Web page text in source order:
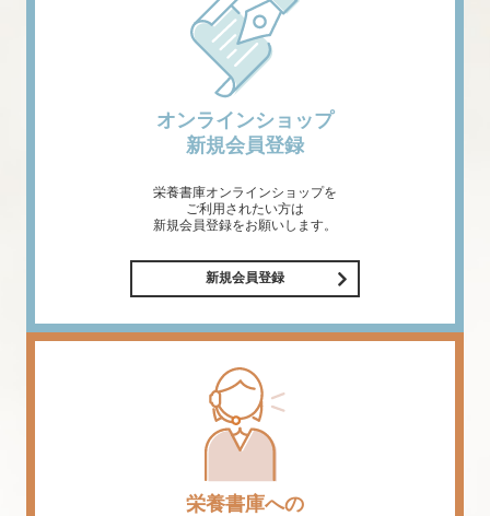
オンラインショップ
新規会員登録
栄養書庫オンラインショップを
ご利用されたい方は
新規会員登録をお願いします。
新規会員登録
栄養書庫への